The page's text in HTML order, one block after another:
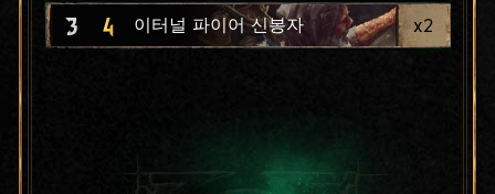
3 4 이터널 파이어 신봉자 x2